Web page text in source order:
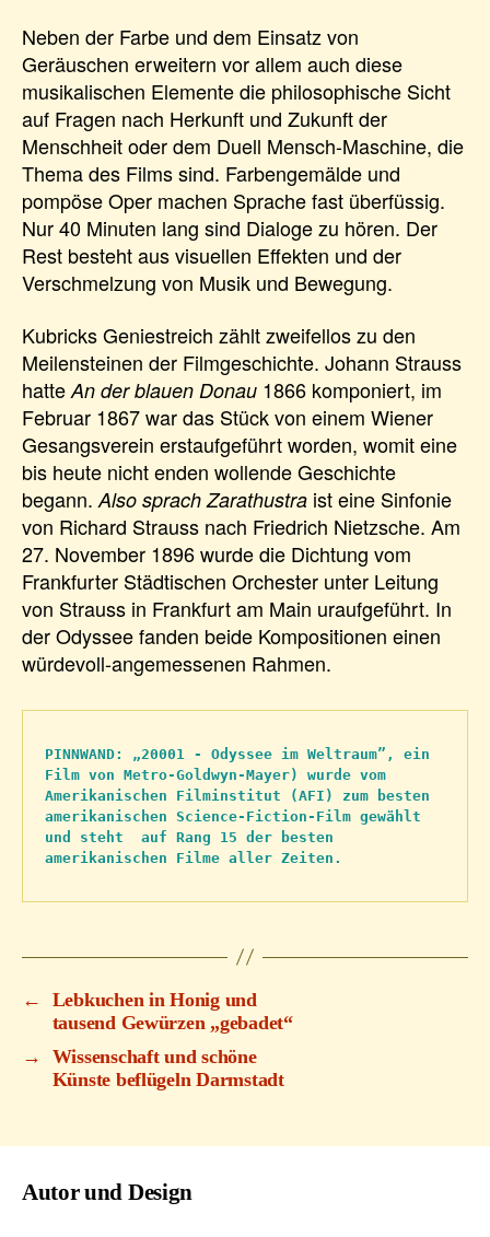
Neben der Farbe und dem Einsatz von
Geräuschen erweitern vor allem auch diese
musikalischen Elemente die philosophische Sicht
auf Fragen nach Herkunft und Zukunft der
Menschheit oder dem Duell Mensch-Maschine, die
Thema des Films sind. Farbengemälde und
pompöse Oper machen Sprache fast überfüssig.
Nur 40 Minuten lang sind Dialoge zu hören. Der
Rest besteht aus visuellen Effekten und der
Verschmelzung von Musik und Bewegung.
Kubricks Geniestreich zählt zweifellos zu den
Meilensteinen der Filmgeschichte. Johann Strauss
hatte An der blauen Donau 1866 komponiert, im
Februar 1867 war das Stück von einem Wiener
Gesangsverein erstaufgeführt worden, womit eine
bis heute nicht enden wollende Geschichte
begann. Also sprach Zarathustra ist eine Sinfonie
von Richard Strauss nach Friedrich Nietzsche. Am
27. November 1896 wurde die Dichtung vom
Frankfurter Städtischen Orchester unter Leitung
von Strauss in Frankfurt am Main uraufgeführt. In
der Odyssee fanden beide Kompositionen einen
würdevoll-angemessenen Rahmen.
PINNWAND: „20001 - Odyssee im Weltraum”, ein
Film von Metro-Goldwyn-Mayer) wurde vom
Amerikanischen Filminstitut (AFI) zum besten
amerikanischen Science-Fiction-Film gewählt
und steht  auf Rang 15 der besten
amerikanischen Filme aller Zeiten.
←
Lebkuchen in Honig und
tausend Gewürzen „gebadet“
→
Wissenschaft und schöne
Künste beflügeln Darmstadt
Autor und Design